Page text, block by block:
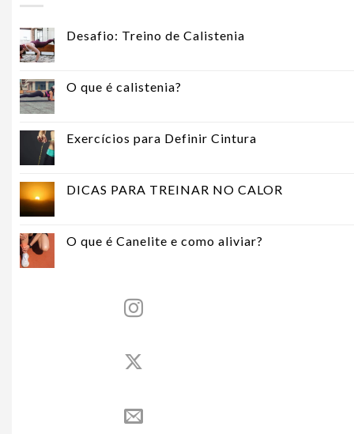
Desafio: Treino de Calistenia
O que é calistenia?
Exercícios para Definir Cintura
DICAS PARA TREINAR NO CALOR
O que é Canelite e como aliviar?